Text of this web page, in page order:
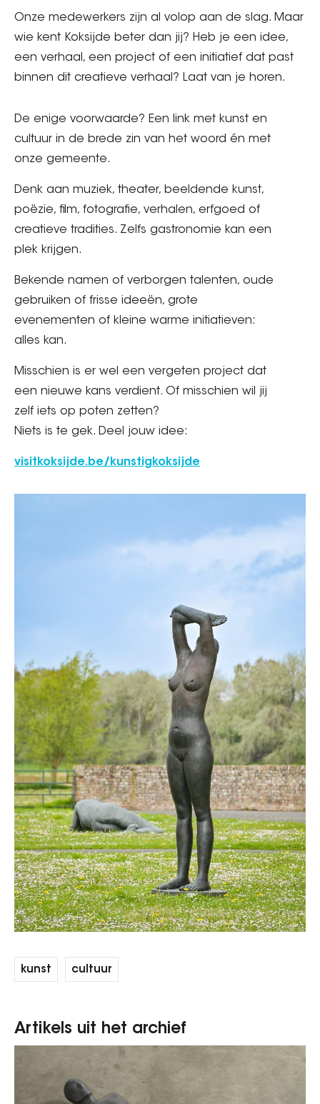
Onze medewerkers zijn al volop aan de slag. Maar
wie kent Koksijde beter dan jij? Heb je een idee,
een verhaal, een project of een initiatief dat past
binnen dit creatieve verhaal? Laat van je horen.
De enige voorwaarde? Een link met kunst en
cultuur in de brede zin van het woord én met
onze gemeente.
Denk aan muziek, theater, beeldende kunst,
poëzie, film, fotografie, verhalen, erfgoed of
creatieve tradities. Zelfs gastronomie kan een
plek krijgen.
Bekende namen of verborgen talenten, oude
gebruiken of frisse ideeën, grote
evenementen of kleine warme initiatieven:
alles kan.
Misschien is er wel een vergeten project dat
een nieuwe kans verdient. Of misschien wil jij
zelf iets op poten zetten?
Niets is te gek. Deel jouw idee:
visitkoksijde.be/kunstigkoksijde
kunst cultuur
Artikels uit het archief